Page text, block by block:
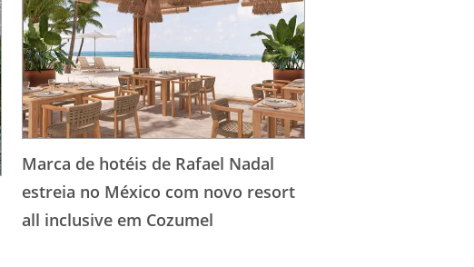
Marca de hotéis de Rafael Nadal
estreia no México com novo resort
all inclusive em Cozumel